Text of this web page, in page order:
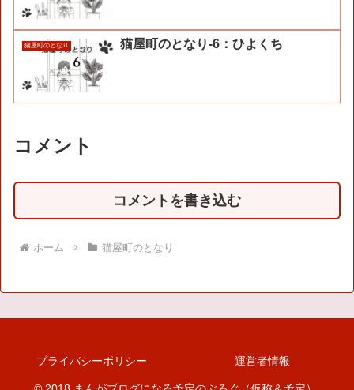
猫屋町のとなり 猫屋町のとなり-6：ひよくち
コメント
コメントを書き込む
ホーム 猫屋町のとなり
プライバシーポリシー 運営者情報